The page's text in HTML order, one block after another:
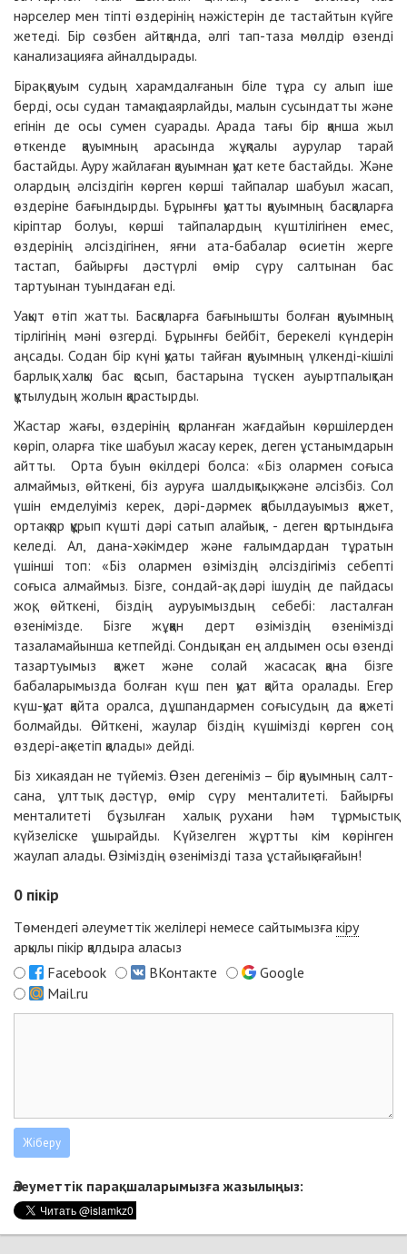
нәрселер мен тіпті өздерінің нәжістерін де тастайтын күйге
жетеді. Бір сөзбен айтқанда, әлгі тап-таза мөлдір өзенді
канализацияға айналдырады.
Бірақ қауым судың харамдалғанын біле тұра су алып іше
берді, осы судан тамақ даярлайды, малын сусындатты және
егінін де осы сумен суарады. Арада тағы бір қанша жыл
өткенде қауымның арасында жұқпалы аурулар тарай
бастайды. Ауру жайлаған қауымнан қуат кете бастайды. Және
олардың әлсіздігін көрген көрші тайпалар шабуыл жасап,
өздеріне бағындырды. Бұрынғы қуатты қауымның басқаларға
кіріптар болуы, көрші тайпалардың күштілігінен емес,
өздерінің әлсіздігінен, яғни ата-бабалар өсиетін жерге
тастап, байырғы дәстүрлі өмір сүру салтынан бас
тартуынан туындаған еді.
Уақыт өтіп жатты. Басқаларға бағынышты болған қауымның
тірлігінің мәні өзгерді. Бұрынғы бейбіт, берекелі күндерін
аңсады. Содан бір күні қуаты тайған қауымның үлкенді-кішілі
барлық халқы бас қосып, бастарына түскен ауыртпалықтан
құтылудың жолын қарастырды.
Жастар жағы, өздерінің қорланған жағдайын көршілерден
көріп, оларға тіке шабуыл жасау керек, деген ұстанымдарын
айтты. Орта буын өкілдері болса: «Біз олармен соғыса
алмаймыз, өйткені, біз ауруға шалдықтық және әлсізбіз. Сол
үшін емделуіміз керек, дәрі-дәрмек қабылдауымыз қажет,
ортақ қор құрып күшті дәрі сатып алайық», - деген қортындыға
келеді. Ал, дана-хәкімдер және ғалымдардан тұратын
үшінші топ: «Біз олармен өзіміздің әлсіздігіміз себепті
соғыса алмаймыз. Бізге, сондай-ақ, дәрі ішудің де пайдасы
жоқ, өйткені, біздің ауруымыздың себебі: ласталған
өзенімізде. Бізге жұққан дерт өзіміздің өзенімізді
тазаламайынша кетпейді. Сондықтан ең алдымен осы өзенді
тазартуымыз қажет және солай жасасақ қана бізге
бабаларымызда болған күш пен қуат қайта оралады. Егер
күш-қуат қайта оралса, дұшпандармен соғысудың да қажеті
болмайды. Өйткені, жаулар біздің күшімізді көрген соң
өздері-ақ кетіп қалады» дейді.
Біз хикаядан не түйеміз. Өзен дегеніміз – бір қауымның салт-
сана, ұлттық дәстүр, өмір сүру менталитеті. Байырғы
менталитеті бұзылған халық рухани һәм тұрмыстық
күйзеліске ұшырайды. Күйзелген жұртты кім көрінген
жаулап алады. Өзіміздің өзенімізді таза ұстайық ағайын!
0 пікір
Төмендегі әлеуметтік желілері немесе сайтымызға кіру
арқылы пікір қалдыра аласыз
Facebook
ВКонтакте
Google
Mail.ru
Әлеуметтік парақшаларымызға жазылыңыз: